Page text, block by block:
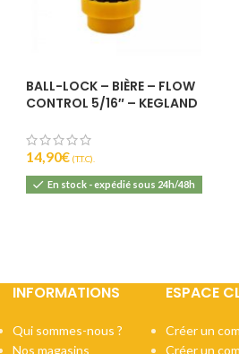
BALL-LOCK – BIÈRE – FLOW
CONTROL 5/16″ – KEGLAND
14,90€(T.T.C).
En stock - expédié sous 24h/48h
INFORMATIONS
Qui sommes-nous ?
Nos magasins
ESPACE
Créer un
Créer un